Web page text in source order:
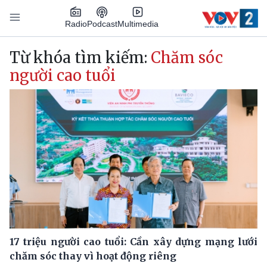
Nhảy đến nội dung
RadioPodcastMultimedia
Main navigation
Từ khóa tìm kiếm: Chăm sóc
người cao tuổi
17 triệu người cao tuổi: Cần xây dựng mạng lưới
chăm sóc thay vì hoạt động riêng